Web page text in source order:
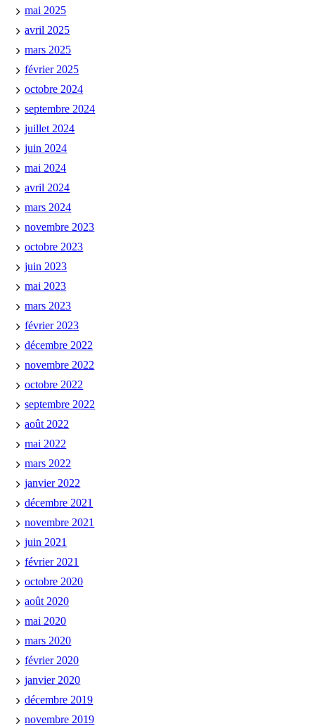
mai 2025
avril 2025
mars 2025
février 2025
octobre 2024
septembre 2024
juillet 2024
juin 2024
mai 2024
avril 2024
mars 2024
novembre 2023
octobre 2023
juin 2023
mai 2023
mars 2023
février 2023
décembre 2022
novembre 2022
octobre 2022
septembre 2022
août 2022
mai 2022
mars 2022
janvier 2022
décembre 2021
novembre 2021
juin 2021
février 2021
octobre 2020
août 2020
mai 2020
mars 2020
février 2020
janvier 2020
décembre 2019
novembre 2019